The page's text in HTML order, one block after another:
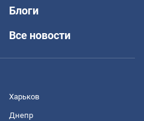
Блоги
Все новости
Харьков
Днепр